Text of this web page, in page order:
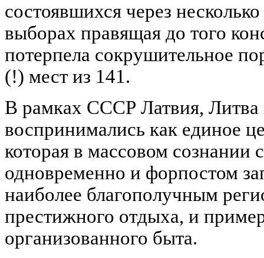
состоявшихся через
выборах правящая до того
потерпела сокрушительное
(!) мест из 141.
В рамках СССР Латвия, Литва
воспринимались как единое
которая в массовом сознании
одновременно и форпостом
наиболее благополучным
престижного отдыха, и
организованного быта.